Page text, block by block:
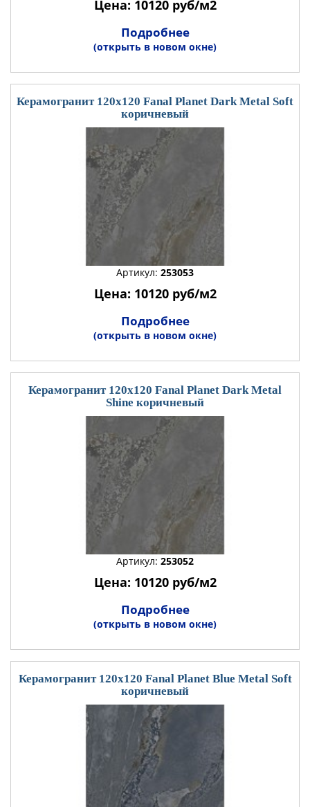
Цена: 10120 руб/м2
Подробнее
(открыть в новом окне)
Керамогранит 120x120 Fanal Planet Dark Metal Soft
коричневый
Артикул: 253053
Цена: 10120 руб/м2
Подробнее
(открыть в новом окне)
Керамогранит 120x120 Fanal Planet Dark Metal
Shine коричневый
Артикул: 253052
Цена: 10120 руб/м2
Подробнее
(открыть в новом окне)
Керамогранит 120x120 Fanal Planet Blue Metal Soft
коричневый